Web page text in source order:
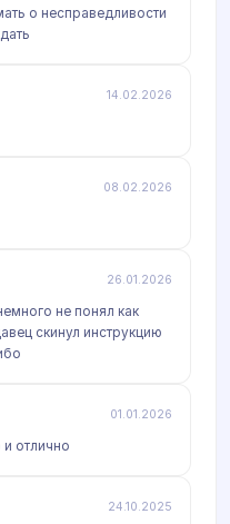
о несправедливости
14.02.2026
08.02.2026
26.01.2026
не понял как
скинул инструкцию
01.01.2026
отлично
24.10.2025